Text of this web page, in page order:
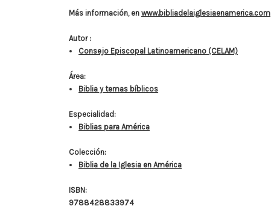
Más información, en www.bibliadelaiglesiaenamerica.com
Autor :
Consejo Episcopal Latinoamericano (CELAM)
Área:
Biblia y temas bíblicos
Especialidad:
Biblias para América
Colección:
Biblia de la Iglesia en América
ISBN:
9788428833974